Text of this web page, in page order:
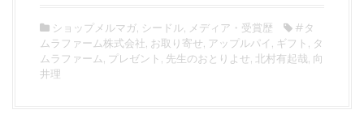
ショップメルマガ, シードル, メディア・受賞歴
#タ
ムラファーム株式会社, お取り寄せ, アップルパイ , ギフト , タ
ムラファーム, プレゼント , 先生のおとりよせ, 北村有起哉, 向
井理